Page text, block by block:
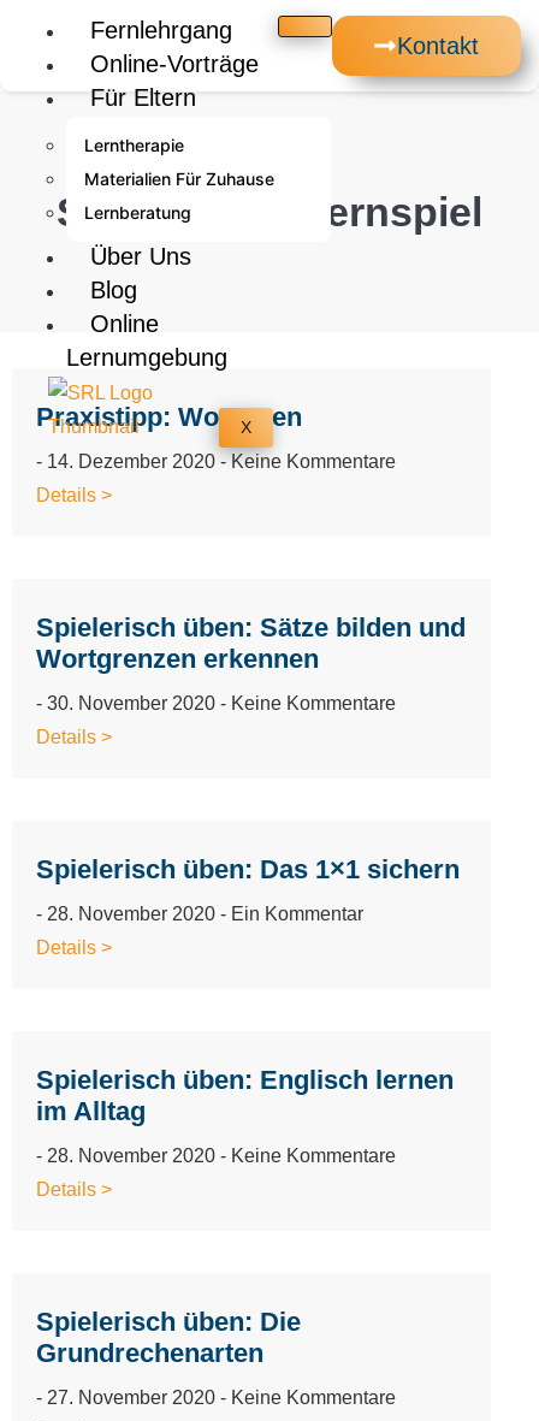
Fernlehrgang
Online-Vorträge
Für Eltern
Lerntherapie
Materialien Für Zuhause
Lernberatung
Über Uns
Blog
Online
Lernumgebung
X
Kontakt
Schlagwort: Lernspiel
Praxistipp: Wortarten
14. Dezember 2020 Keine Kommentare
Details >
Spielerisch üben: Sätze bilden und
Wortgrenzen erkennen
30. November 2020
Keine Kommentare
Details >
Spielerisch üben: Das 1×1 sichern
28. November 2020
Ein Kommentar
Details >
Spielerisch üben: Englisch lernen
im Alltag
28. November 2020
Keine Kommentare
Details >
Spielerisch üben: Die
Grundrechenarten
27. November 2020
Keine Kommentare